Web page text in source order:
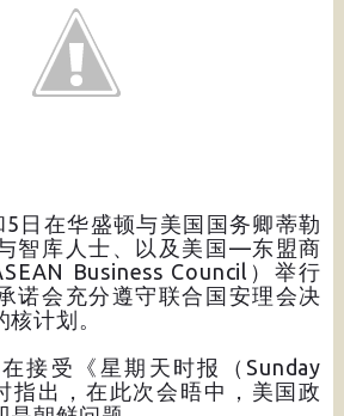
日在华盛顿与美国国务卿蒂勒
智库人士、以及美国—东盟商
Business Council）举行
诺会充分遵守联合国安理会决
计划。
接受《星期天时报（Sunday
指出，在此次会晤中，美国政